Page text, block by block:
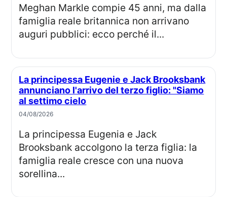
Meghan Markle compie 45 anni, ma dalla
famiglia reale britannica non arrivano
auguri pubblici: ecco perché il...
La principessa Eugenie e Jack Brooksbank
annunciano l'arrivo del terzo figlio: "Siamo
al settimo cielo
04/08/2026
La principessa Eugenia e Jack
Brooksbank accolgono la terza figlia: la
famiglia reale cresce con una nuova
sorellina...